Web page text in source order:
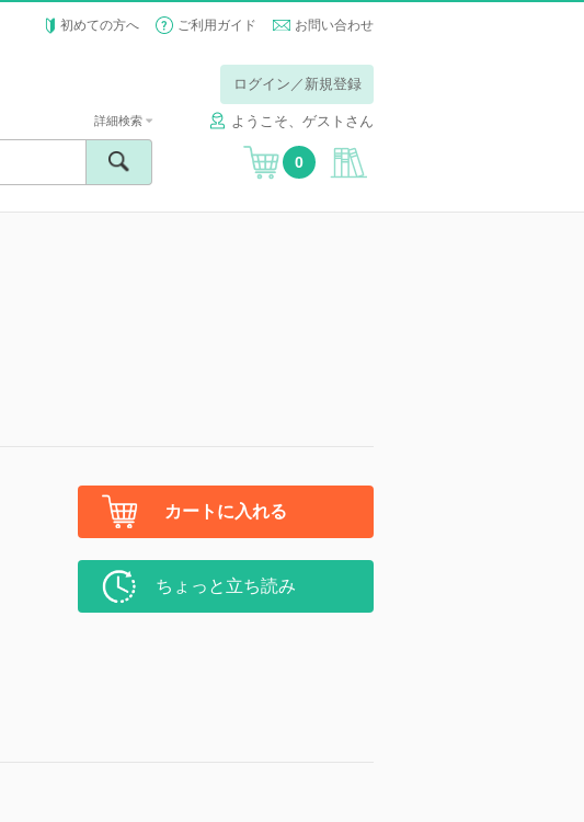
初めての方へ ご利用ガイド お問い合わせ
ログイン／新規登録
ようこそ、ゲストさん
詳細検索
0
カートに入れる
ちょっと立ち読み